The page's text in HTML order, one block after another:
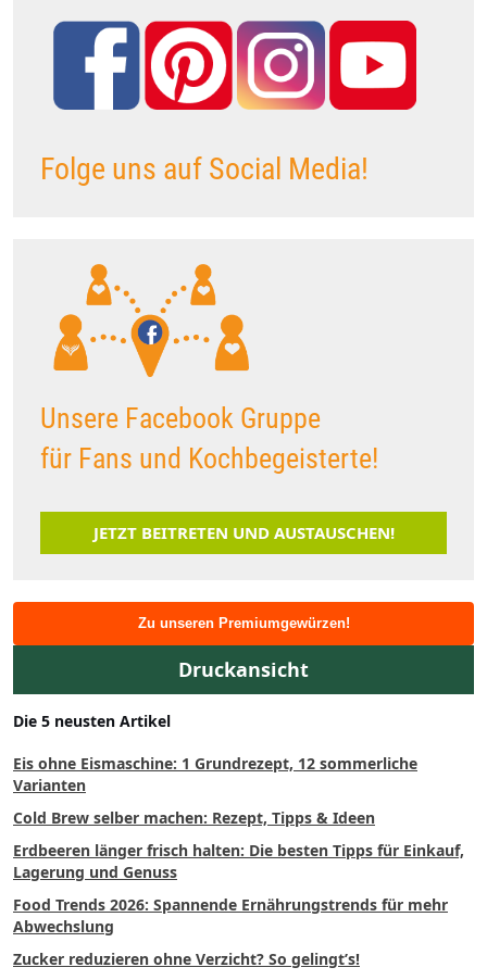
Folge uns auf Social Media!
Unsere Facebook Gruppe
für Fans und Kochbegeisterte!
JETZT BEITRETEN UND AUSTAUSCHEN!
Zu unseren Premiumgewürzen!
Druckansicht
Die 5 neusten Artikel
Eis ohne Eismaschine: 1 Grundrezept, 12 sommerliche
Varianten
Cold Brew selber machen: Rezept, Tipps & Ideen
Erdbeeren länger frisch halten: Die besten Tipps für Einkauf,
Lagerung und Genuss
Food Trends 2026: Spannende Ernährungstrends für mehr
Abwechslung
Zucker reduzieren ohne Verzicht? So gelingt’s!